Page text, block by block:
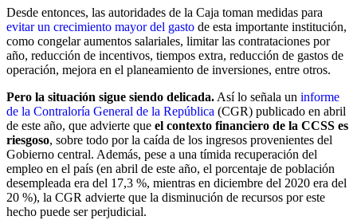
Desde entonces, las autoridades de la Caja toman medidas para
evitar un crecimiento mayor del gasto de esta importante institución,
como congelar aumentos salariales, limitar las contrataciones por
año, reducción de incentivos, tiempos extra, reducción de gastos de
operación, mejora en el planeamiento de inversiones, entre otros.
Pero la situación sigue siendo delicada. Así lo señala un informe
de la Contraloría General de la República (CGR) publicado en abril
de este año, que advierte que el contexto financiero de la CCSS es
riesgoso, sobre todo por la caída de los ingresos provenientes del
Gobierno central. Además, pese a una tímida recuperación del
empleo en el país (en abril de este año, el porcentaje de población
desempleada era del 17,3 %, mientras en diciembre del 2020 era del
20 %), la CGR advierte que la disminución de recursos por este
hecho puede ser perjudicial.